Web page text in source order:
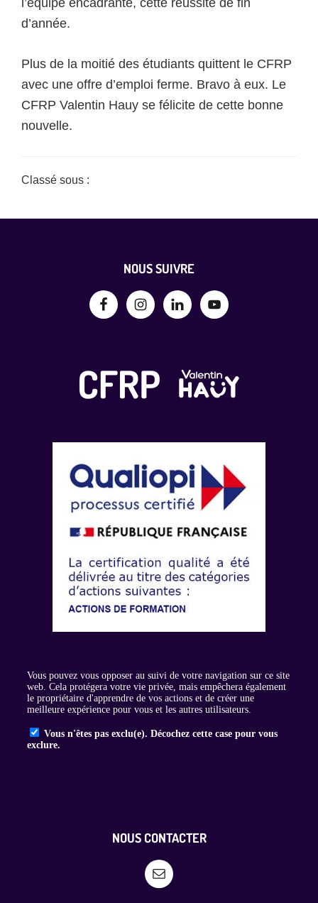
d’année.
Plus de la moitié des étudiants quittent le CFRP
avec une offre d’emploi ferme. Bravo à eux. Le
CFRP Valentin Hauy se félicite de cette bonne
nouvelle.
Classé sous :
NOUS SUIVRE
NOUS CONTACTER